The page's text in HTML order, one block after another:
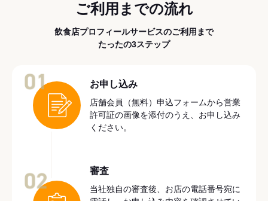
ご利用までの流れ
飲食店プロフィールサービスのご利用まで
たったの3ステップ
お申し込み
店舗会員（無料）申込フォームから営業
許可証の画像を添付のうえ、お申し込み
ください。
審査
当社独自の審査後、お店の電話番号宛に